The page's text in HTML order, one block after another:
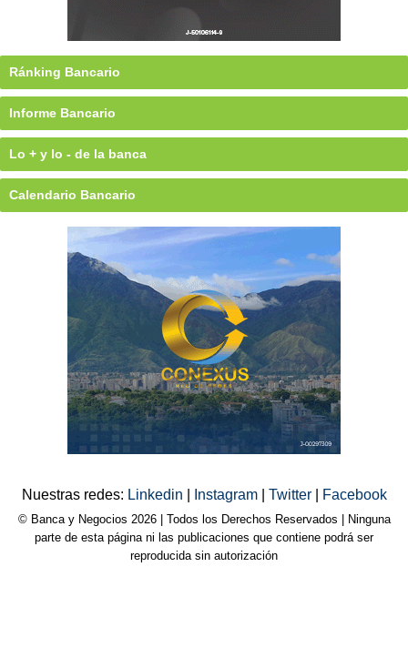
Ránking Bancario
Informe Bancario
Lo + y lo - de la banca
Calendario Bancario
Nuestras redes: Linkedin Instagram Twitter Facebook
© Banca y Negocios 2026 | Todos los Derechos Reservados | Ninguna
parte de esta página ni las publicaciones que contiene podrá ser
reproducida sin autorización